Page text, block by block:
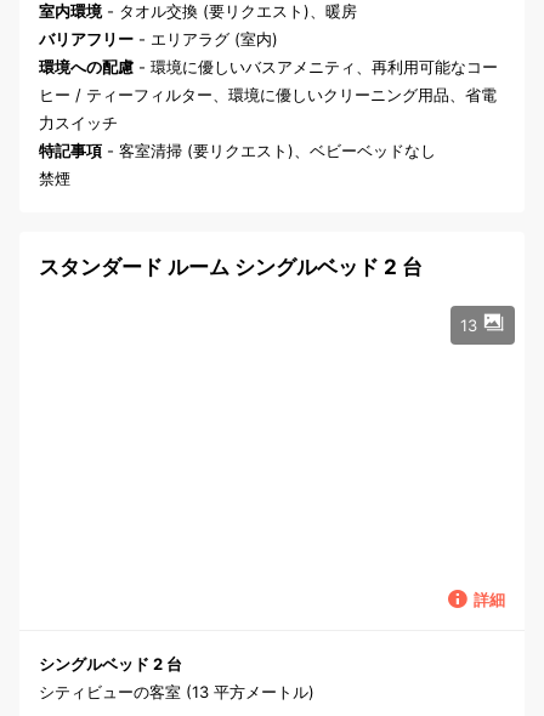
室内環境 - タオル交換 (要リクエスト)、暖房
バリアフリー - エリアラグ (室内)
環境への配慮 - 環境に優しいバスアメニティ、再利用可能なコー
ヒー / ティーフィルター、環境に優しいクリーニング用品、省電
力スイッチ
特記事項 - 客室清掃 (要リクエスト)、ベビーベッドなし
禁煙
スタンダード ルーム シングルベッド 2 台
13
詳細
シングルベッド 2 台
シティビューの客室 (13 平方メートル)